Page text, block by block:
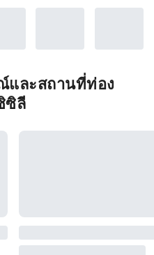
และสถานที่ท่อง
ซิลี